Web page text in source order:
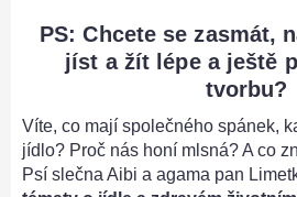
PS: Chcete se zasmát,
jíst a žít lépe a ještě
tvorbu?
Víte, co mají společného spánek,
jídlo? Proč nás honí mlsná? A co
Psí slečna Aibi a agama pan